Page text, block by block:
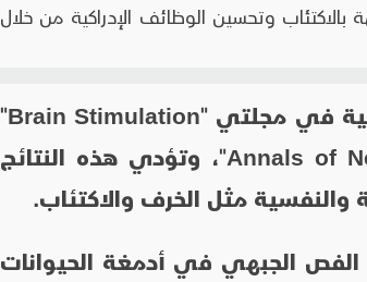
وتحسين الوظائف الإدراكية من خلال
في مجلتي "Brain Stimulation
"
Annals of"، وتؤدي هذه النتائج
والنفسية مثل الخرف والاكتئاب.
الفص الجبهي في أدمغة الحيوانات